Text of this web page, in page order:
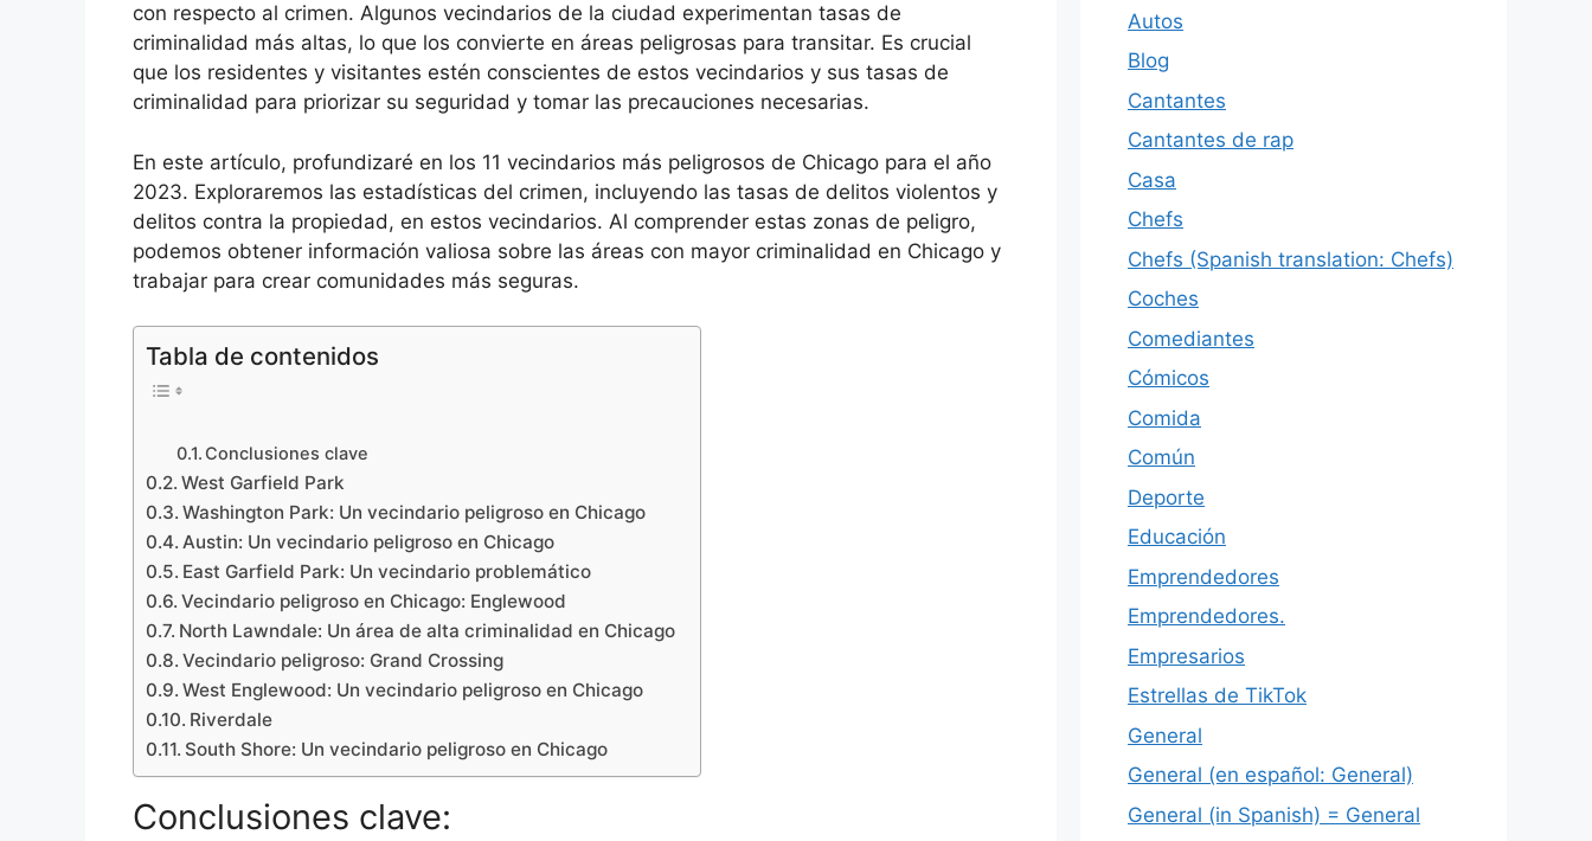
con respecto al crimen. Algunos vecindarios de la ciudad experimentan tasas de
criminalidad más altas, lo que los convierte en áreas peligrosas para transitar. Es crucial
que los residentes y visitantes estén conscientes de estos vecindarios y sus tasas de
criminalidad para priorizar su seguridad y tomar las precauciones necesarias.
En este artículo, profundizaré en los 11 vecindarios más peligrosos de Chicago para el año
2023. Exploraremos las estadísticas del crimen, incluyendo las tasas de delitos violentos y
delitos contra la propiedad, en estos vecindarios. Al comprender estas zonas de peligro,
podemos obtener información valiosa sobre las áreas con mayor criminalidad en Chicago y
trabajar para crear comunidades más seguras.
Tabla de contenidos
Conclusiones clave
West Garfield Park
Washington Park: Un vecindario peligroso en Chicago
Austin: Un vecindario peligroso en Chicago
East Garfield Park: Un vecindario problemático
Vecindario peligroso en Chicago: Englewood
North Lawndale: Un área de alta criminalidad en Chicago
Vecindario peligroso: Grand Crossing
West Englewood: Un vecindario peligroso en Chicago
Riverdale
South Shore: Un vecindario peligroso en Chicago
Conclusiones clave:
Autos
Blog
Cantantes
Cantantes de rap
Casa
Chefs
Chefs (Spanish translation: Chefs)
Coches
Comediantes
Cómicos
Comida
Común
Deporte
Educación
Emprendedores
Emprendedores.
Empresarios
Estrellas de TikTok
General
General (en español: General)
General (in Spanish) = General